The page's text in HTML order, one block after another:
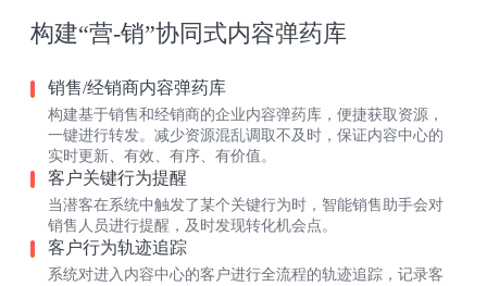
构建“营-销”协同式内容弹药库
销售/经销商内容弹药库
构建基于销售和经销商的企业内容弹药库，便捷获取资源，
一键进行转发。减少资源混乱调取不及时，保证内容中心的
实时更新、有效、有序、有价值。
客户关键行为提醒
当潜客在系统中触发了某个关键行为时，智能销售助手会对
销售人员进行提醒，及时发现转化机会点。
客户行为轨迹追踪
系统对进入内容中心的客户进行全流程的轨迹追踪，记录客